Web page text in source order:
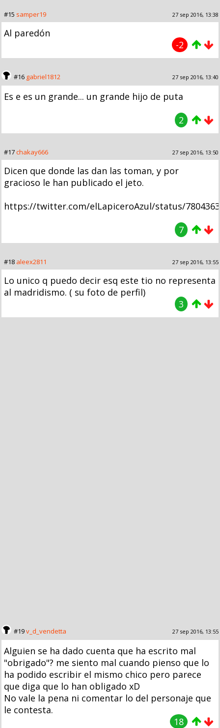
#15 samper19 27 sep 2016, 13:38
Al paredón
-2
#16 gabriel1812 27 sep 2016, 13:40
Es e es un grande... un grande hijo de puta
2
#17chakay666 27 sep 2016, 13:50
Dicen que donde las dan las toman, y por
gracioso le han publicado el jeto.
https://twitter.com/elLapiceroAzul/status/
7
#18 aleex2811 27 sep 2016, 13:55
Lo unico q puedo decir esq este tio no representa
al madridismo. ( su foto de perfil)
3
#19v_d_vendetta 27 sep 2016, 13:55
Alguien se ha dado cuenta que ha escrito mal
"obrigado"? me siento mal cuando pienso que lo
ha podido escribir el mismo chico pero parece
que diga que lo han obligado xD
No vale la pena ni comentar lo del personaje que
le contesta.
18